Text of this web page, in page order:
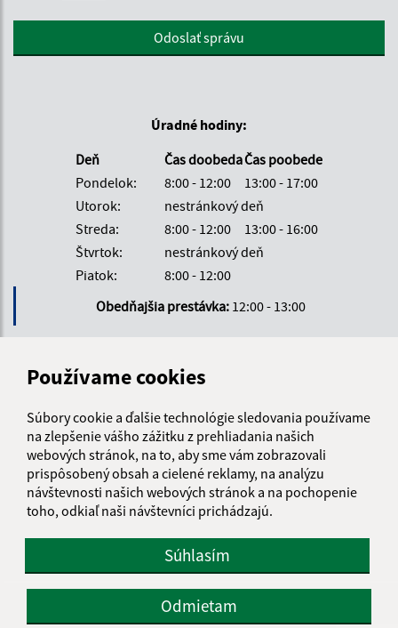
Používame cookies
Súbory cookie a ďalšie technológie sledovania používame
na zlepšenie vášho zážitku z prehliadania našich
webových stránok, na to, aby sme vám zobrazovali
prispôsobený obsah a cielené reklamy, na analýzu
návštevnosti našich webových stránok a na pochopenie
toho, odkiaľ naši návštevníci prichádzajú.
Súhlasím
Odmietam
Google reCaptcha ResponseOdoslať správu
Úradné hodiny:
Deň
Čas doobedaČas poobede
Pondelok:
8:00 - 12:00
13:00 - 17:00
Utorok:
nestránkový deň
Streda:
8:00 - 12:00
13:00 - 16:00
Štvrtok:
nestránkový deň
Piatok:
8:00 - 12:00
Obedňajšia prestávka: 12:00 - 13:00
Kontakt:
Hraničiarska 144/22
851 10 Bratislava
miestnyurad@mc-cunovo.sk
+421 903 808 153
IČO: 00641243